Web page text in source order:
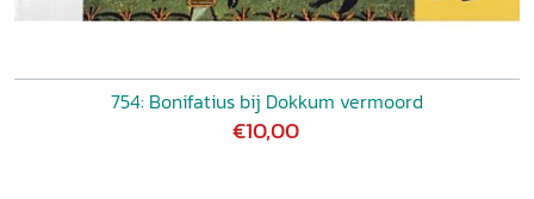
754: Bonifatius bij Dokkum vermoord
€10,00